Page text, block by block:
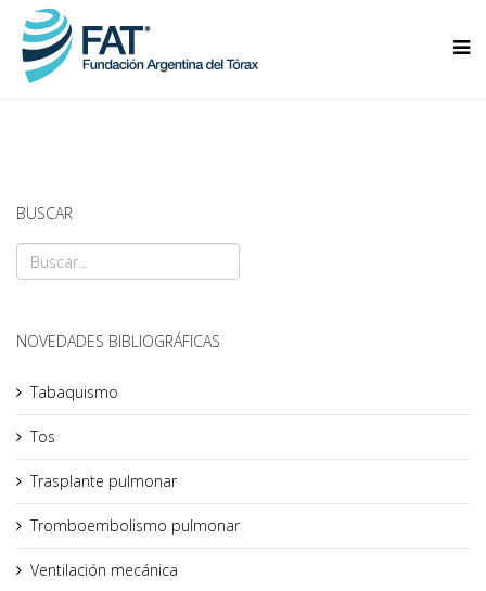
BUSCAR
NOVEDADES BIBLIOGRÁFICAS
Tabaquismo
Tos
Trasplante pulmonar
Tromboembolismo pulmonar
Ventilación mecánica